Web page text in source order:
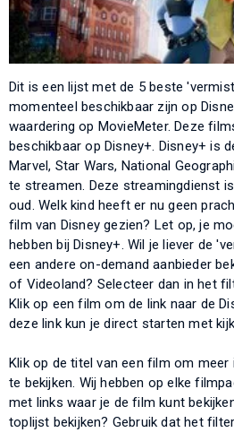
Dit is een lijst met de 5 beste
momenteel beschikbaar zijn op
waardering op MovieMeter. Deze
beschikbaar op Disney+. Disney+ is
Marvel, Star Wars, National
te streamen. Deze streamingdienst
oud. Welk kind heeft er nu geen
film van Disney gezien? Let op, je
hebben bij Disney+. Wil je liever de
een andere on-demand aanbieder
of Videoland? Selecteer dan in het
Klik op een film om de link naar de
deze link kun je direct starten met
Klik op de titel van een film om
te bekijken. Wij hebben op elke
met links waar je de film kunt
toplijst bekijken? Gebruik dat het